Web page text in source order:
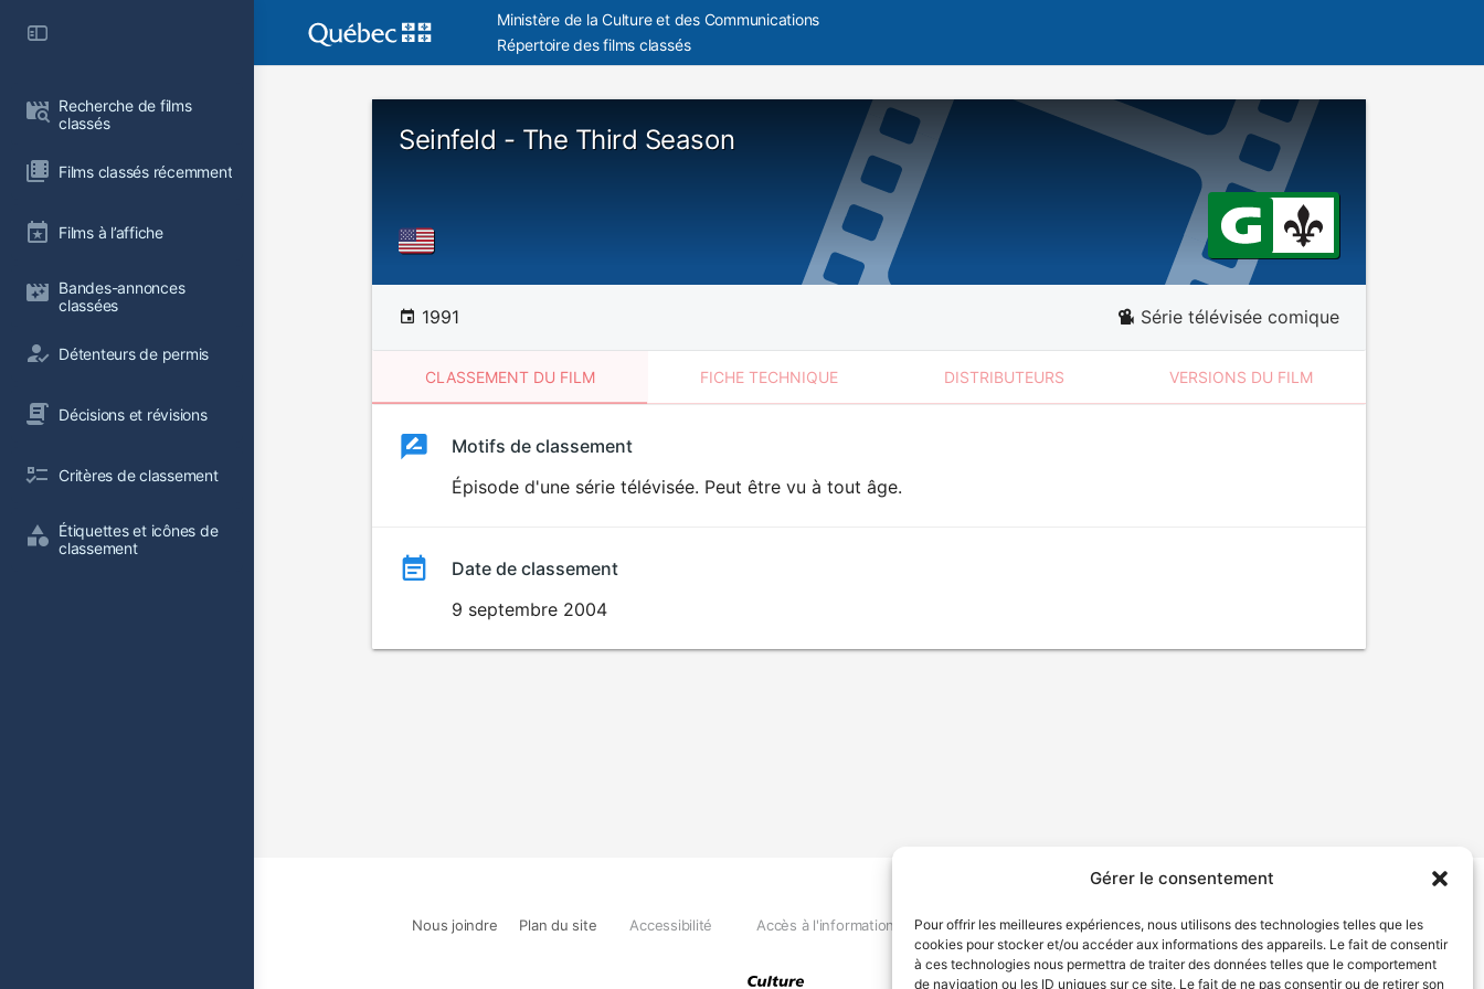
Gérer le consentement
Pour offrir les meilleures expériences, nous utilisons des technologies telles que les
cookies pour stocker et/ou accéder aux informations des appareils. Le fait de consentir
à ces technologies nous permettra de traiter des données telles que le comportement
de navigation ou les ID uniques sur ce site. Le fait de ne pas consentir ou de retirer son
Recherche de films
classés
Films classés récemment
Films à l’affiche
Bandes-annonces
classées
Détenteurs de permis
Décisions et révisions
Critères de classement
Étiquettes et icônes de
classement
Ministère de la Culture et des Communications
Répertoire des films classés
Seinfeld - The Third Season
1991 Série télévisée comique
CLASSEMENT DU FILM FICHE TECHNIQUE DISTRIBUTEURS VERSIONS DU FILM
ClassementClassement
Motifs de classement
Épisode d'une série télévisée. Peut être vu à tout âge.
Date de classement
9 septembre 2004
Nous joindre Plan du site Accessibilité Accès à l'information Déclaration de services Politique de confidentialité